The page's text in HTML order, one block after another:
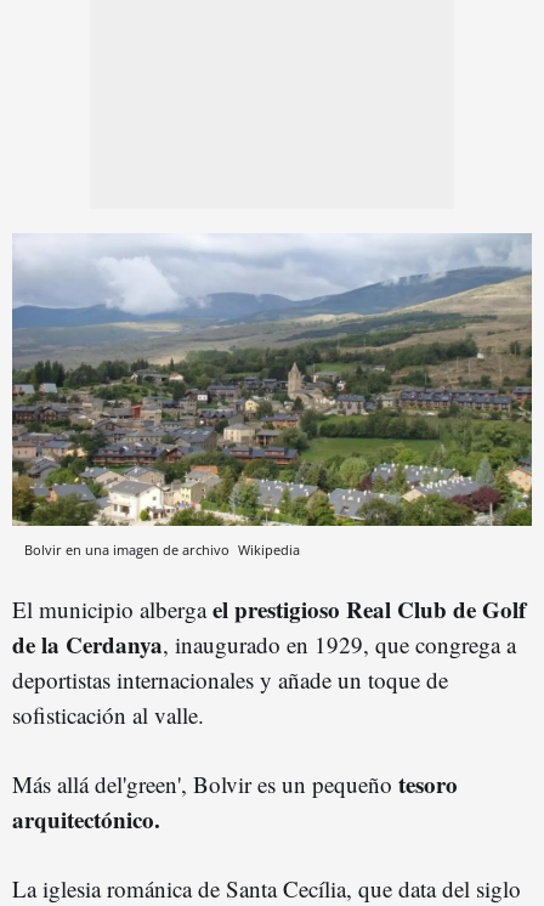
Bolvir en una imagen de archivo Wikipedia
El municipio albergael prestigioso Real Club de Golf
de la Cerdanya, inaugurado en 1929, que congrega a
deportistas internacionales y añade un toque de
sofisticación al valle.
Más allá del'green', Bolvir es un pequeño tesoro
arquitectónico.
La iglesia románica de Santa Cecília, que data del siglo